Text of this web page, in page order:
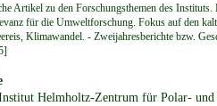
Artikel zu den Forschungsthemen des
für die Umweltforschung. Fokus auf den
Klimawandel. - Zweijahresberichte bzw.
Helmholtz-Zentrum für Polar- und